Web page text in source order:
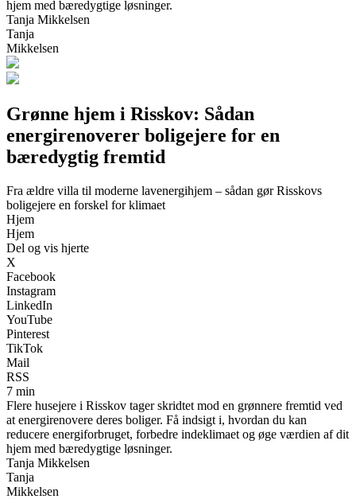
hjem med bæredygtige løsninger.
Tanja Mikkelsen
Tanja
Mikkelsen
Grønne hjem i Risskov: Sådan
energirenoverer boligejere for en
bæredygtig fremtid
Fra ældre villa til moderne lavenergihjem – sådan gør Risskovs
boligejere en forskel for klimaet
Hjem
Hjem
Del og vis hjerte
X
Facebook
Instagram
LinkedIn
YouTube
Pinterest
TikTok
Mail
RSS
7 min
Flere husejere i Risskov tager skridtet mod en grønnere fremtid ved
at energirenovere deres boliger. Få indsigt i, hvordan du kan
reducere energiforbruget, forbedre indeklimaet og øge værdien af dit
hjem med bæredygtige løsninger.
Tanja Mikkelsen
Tanja
Mikkelsen